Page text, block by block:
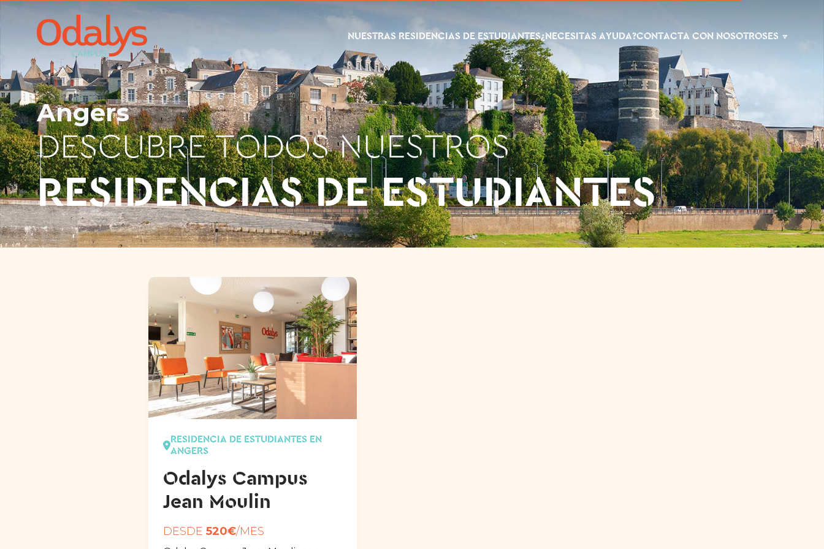
NUESTRAS RESIDENCIAS DE ESTUDIANTES¿NECESITAS AYUDA?CONTACTA CON NOSOTROSES
Angers
DESCUBRE TODOS NUESTROS
RESIDENCIAS DE ESTUDIANTES
RESIDENCIA DE ESTUDIANTES EN
ANGERS
Odalys Campus
Jean Moulin
DESDE 520€/MES